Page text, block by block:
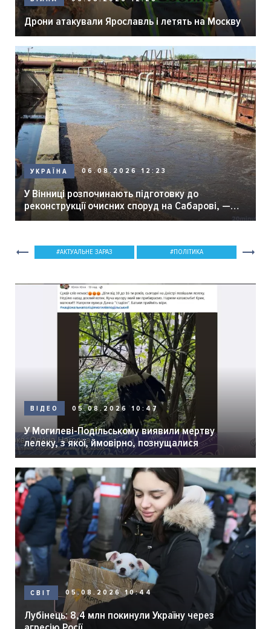
Дрони атакували Ярославль і летять на Москву
УКРАЇНА 06.08.2026 12:23
У Вінниці розпочинають підготовку до
реконструкції очисних споруд на Сабарові, —
мер Вінниці.
АКТУАЛЬНЕ ЗАРАЗ ПОЛІТИКА
ВІДЕО 05.08.2026 10:47
У Могилеві-Подільському виявили мертву
лелеку, з якої, ймовірно, познущалися
СВІТ 05.08.2026 10:44
Лубінець: 8,4 млн покинули Україну через